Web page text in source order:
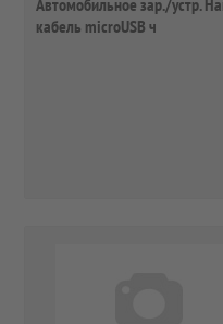
Автомобильное зар./устр.
кабель microUSB ч